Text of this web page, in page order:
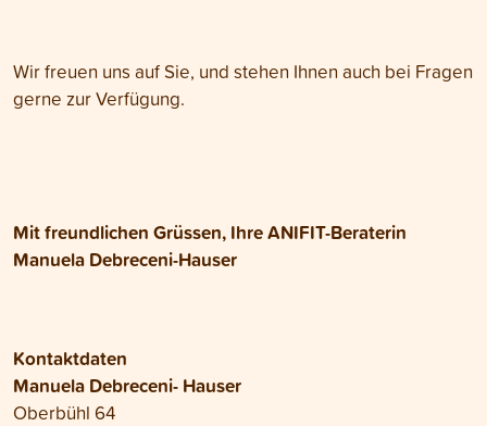
Wir freuen uns auf Sie, und stehen Ihnen auch bei Fragen
gerne zur Verfügung.
Mit freundlichen Grüssen, Ihre ANIFIT-Beraterin
Manuela Debreceni-Hauser
Kontaktdaten
Manuela Debreceni- Hauser
Oberbühl 64